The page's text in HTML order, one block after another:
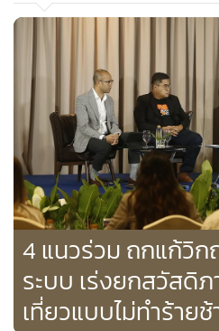
ศรีนครินทร์เพื่อบรรเทาภัยแล้ง แล
ในการลงทุนในโครงการดังกล่าว เ
ประมาณแผ่นดินในการดำเนินกา
ประเด็นหารือดังนี้
4 แนวร่วม ถกแก้วิก
ระบบ เร่งยกสวัสดิ
เที่ยวแบบไม่ทำร้ายช้